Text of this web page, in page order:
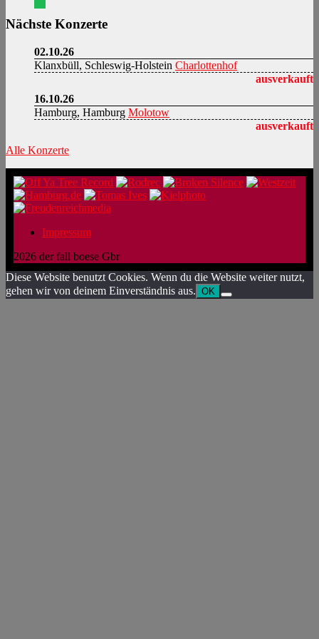
Nächste Konzerte
02.10.26
Klanxbüll, Schleswig-Holstein Charlottenhof
ausverkauft
16.10.26
Hamburg, Hamburg Molotow
ausverkauft
Alle Konzerte
Impressum
2026 der fall boese Gbr
Diese Website benutzt Cookies. Wenn du die Website weiter nutzt,
gehen wir von deinem Einverständnis aus. OK